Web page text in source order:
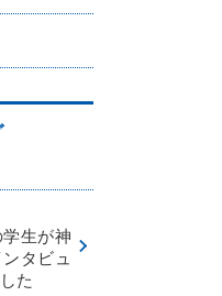
生が神
タビュ
た